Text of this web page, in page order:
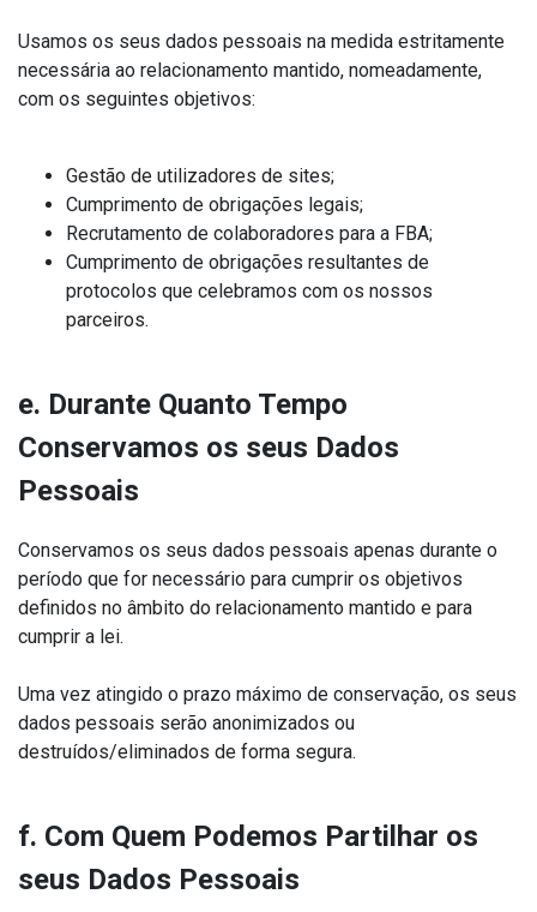
Usamos os seus dados pessoais na medida estritamente
necessária ao relacionamento mantido, nomeadamente,
com os seguintes objetivos:
Gestão de utilizadores de sites;
Cumprimento de obrigações legais;
Recrutamento de colaboradores para a FBA;
Cumprimento de obrigações resultantes de
protocolos que celebramos com os nossos
parceiros.
e. Durante Quanto Tempo
Conservamos os seus Dados
Pessoais
Conservamos os seus dados pessoais apenas durante o
período que for necessário para cumprir os objetivos
definidos no âmbito do relacionamento mantido e para
cumprir a lei.
Uma vez atingido o prazo máximo de conservação, os seus
dados pessoais serão anonimizados ou
destruídos/eliminados de forma segura.
f. Com Quem Podemos Partilhar os
seus Dados Pessoais